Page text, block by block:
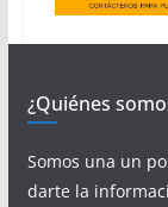
¿Quiénes
Somos una un
darte la